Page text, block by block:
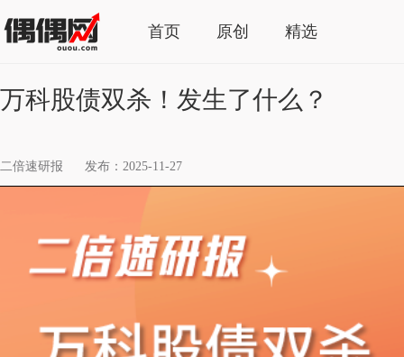
首页 原创 精选
万科股债双杀！发生了什么？
二倍速研报 发布：2025-11-27